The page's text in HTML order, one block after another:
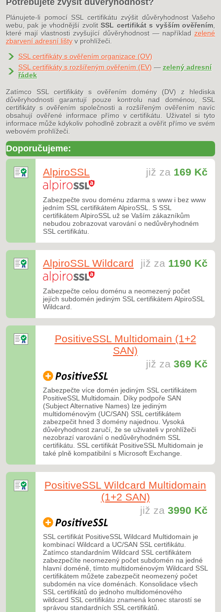
Potřebujete zvýšit důvěryhodnost?
Plánujete-li pomocí SSL certifikátu zvýšit důvěryhodnost Vašeho
webu, pak je vhodnější zvolitSSL certifikát s vyšším ověřením
které mají vlastnosti zvyšující důvěryhodnost — například zelené
zbarvení adresní lištyv prohlížeči.
SSL certifikáty s ověřením organizace (OV)
SSL certifikáty s rozšířeným ověřením (EV) —zelený adresní
řádek
Zatímco SSL certifikáty s ověřením domény (DV) z hlediska
důvěryhodnosti garantují pouze kontrolu nad doménou, SSL
certifikáty s ověřením společnosti a rozšířeným ověřením navíc
obsahují ověřené informace přímo v certifikátu. Uživatel si tyto
informace může kdykoliv pohodlně zobrazit a ověřit přímo ve svém
webovém prohlížeči.
Doporučujeme:
AlpiroSSL již za 169 Kč
Zabezpečte svou doménu zdarma s www i bez www
jedním SSL certifikátem AlpiroSSL. S SSL
certifikátem AlpiroSSL už se Vaším zákazníkům
nebudou zobrazovat varování o nedůvěryhodném
SSL certifikátu.
AlpiroSSL Wildcard již za 1190 Kč
Zabezpečte celou doménu a neomezený počet
jejích subdomén jediným SSL certifikátem AlpiroSSL
Wildcard.
PositiveSSL Multidomain (1+2
SAN)
již za 369 Kč
Zabezpečte více domén jediným SSL certifikátem
PositiveSSL Multidomain. Díky podpoře SAN
(Subject Alternative Names) lze jediným
multidoménovým (UC/SAN) SSL certifikátem
zabezpečit hned 3 domény najednou. Vysoká
důvěryhodnost zaručí, že se uživateli v prohlížeči
nezobrazí varování o nedůvěryhodném SSL
certifikátu. SSL certifikát PositiveSSL Multidomain je
také plně kompatibilní s Microsoft Exchange.
PositiveSSL Wildcard Multidomain
(1+2 SAN)
již za 3990 Kč
SSL certifikát PositiveSSL Wildcard Multidomain je
kombinací Wildcard a UC/SAN SSL certifikátu.
Zatímco standardním Wildcard SSL certifikátem
zabezpečíte neomezený počet subdomén na jedné
hlavní doméně, tímto multidoménovým Wildcard SSL
certifikátem můžete zabezpečit neomezený počet
subdomén na více doménách. Konsolidace všech
SSL certifikátů do jednoho multidoménového
wildcard SSL certifikátu znamená konec starostí se
správou standardních SSL certifikátů.